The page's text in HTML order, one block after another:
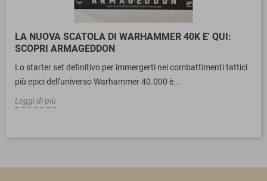
LA NUOVA SCATOLA DI WARHAMMER 40K E' QUI:
SCOPRI ARMAGEDDON
Lo starter set definitivo per immergerti nei combattimenti tattici
più epici dell'universo Warhammer 40.000 è...
Leggi di più